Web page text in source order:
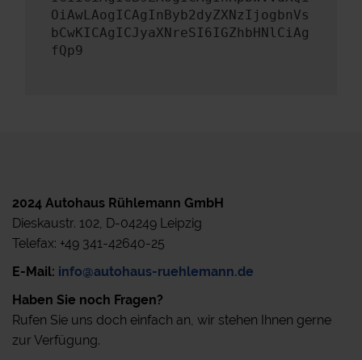
OiAwLAogICAgInByb2dyZXNzIjogbnVs
bCwKICAgICJyaXNreSI6IGZhbHNlCiAg
fQp9
2024 Autohaus Rühlemann GmbH
Dieskaustr. 102, D-04249 Leipzig
Telefax: +49 341-42640-25
E-Mail: info@autohaus-ruehlemann.de
Haben Sie noch Fragen?
Rufen Sie uns doch einfach an, wir stehen Ihnen gerne
zur Verfügung.